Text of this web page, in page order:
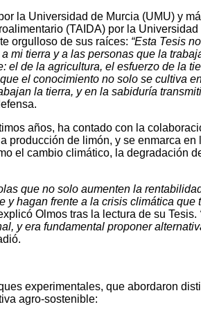
la Universidad de Murcia (UMU) y
(TAIDA) por la
orgulloso de sus raíces: “Esta Tesis
mi tierra y a las personas que la
el de la agricultura, el esfuerzo de la
el conocimiento no solo se cultiva
la tierra, y en la sabiduría
años, ha contado con la
producción de limón, y se enmarca en
el cambio climático, la degradación
que no solo aumenten la
hagan frente a la crisis climática que
Olmos tras la lectura de su Tesis.
y era fundamental proponer
experimentales, que abordaron
agro-sostenible: